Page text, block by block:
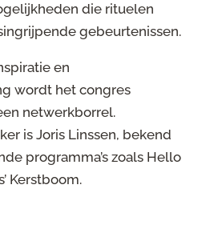
die rituelen
gebeurtenissen.
en
wordt het congres
netwerkborrel.
is Joris Linssen, bekend
programma’s zoals Hello
Kerstboom.